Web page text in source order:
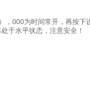
000为时间常开，再按下
于水平状态，注意安全！